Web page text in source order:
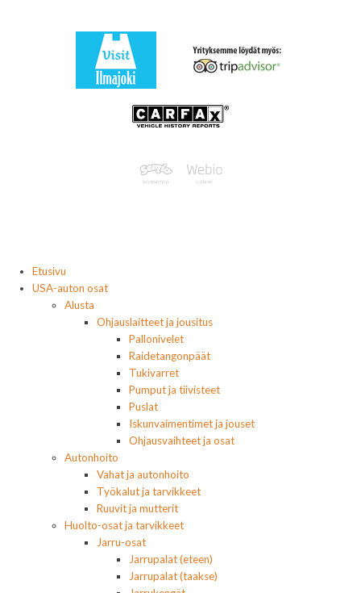
Etusivu
USA-auton osat
Alusta
Ohjauslaitteet ja jousitus
Pallonivelet
Raidetangonpäät
Tukivarret
Pumput ja tiivisteet
Puslat
Iskunvaimentimet ja jouset
Ohjausvaihteet ja osat
Autonhoito
Vahat ja autonhoito
Työkalut ja tarvikkeet
Ruuvit ja mutterit
Huolto-osat ja tarvikkeet
Jarru-osat
Jarrupalat (eteen)
Jarrupalat (taakse)